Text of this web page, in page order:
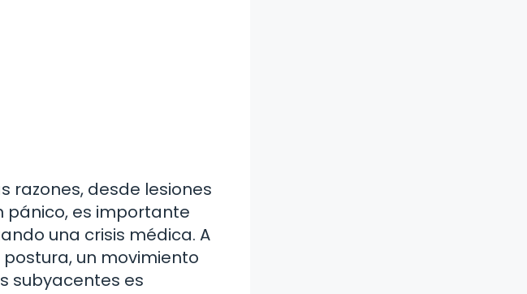
razones, desde lesiones
pánico, es importante
una crisis médica. A
un movimiento
subyacentes es